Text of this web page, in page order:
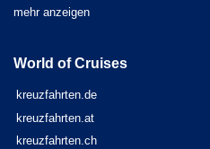
mehr anzeigen
World of Cruises
kreuzfahrten.de
kreuzfahrten.at
kreuzfahrten.ch